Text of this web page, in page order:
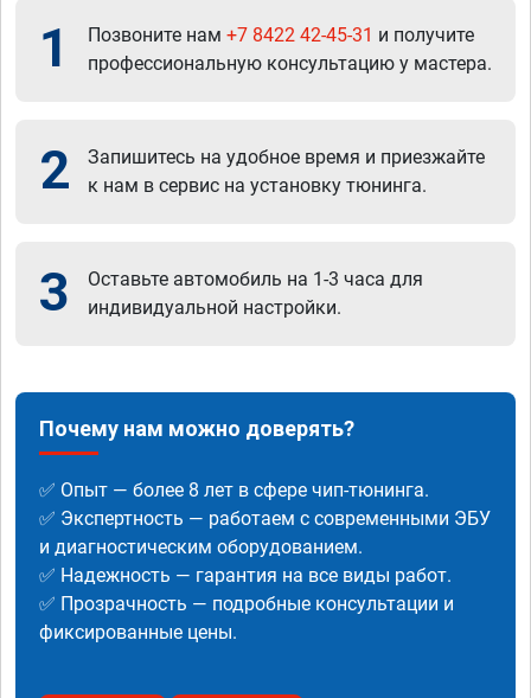
1 Позвоните нам +7 8422 42-45-31 и получите
профессиональную консультацию у мастера.
2
Запишитесь на удобное время и приезжайте
к нам в сервис на установку тюнинга.
3
Оставьте автомобиль на 1-3 часа для
индивидуальной настройки.
Почему нам можно доверять?
✅ Опыт — более 8 лет в сфере чип-тюнинга.
✅ Экспертность — работаем с современными ЭБУ
и диагностическим оборудованием.
✅ Надежность — гарантия на все виды работ.
✅ Прозрачность — подробные консультации и
фиксированные цены.